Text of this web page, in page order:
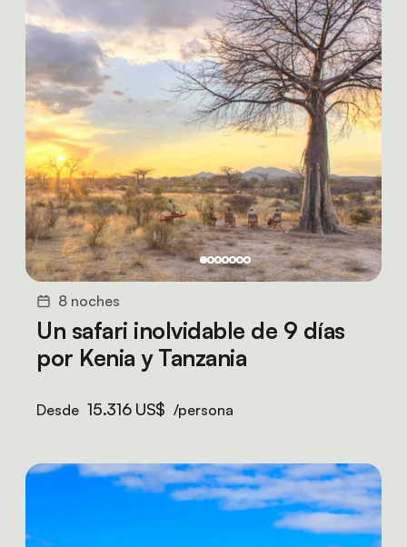
8 noches
Un safari inolvidable de 9 días
por Kenia y Tanzania
Desde 15.316 US$ /persona